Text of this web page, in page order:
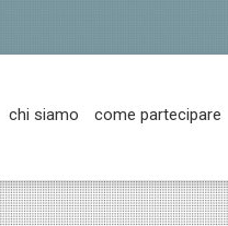
chi siamo come partecipare